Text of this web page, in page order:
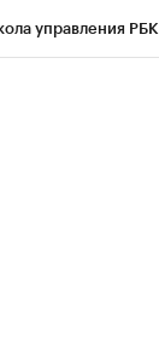
управления РБК